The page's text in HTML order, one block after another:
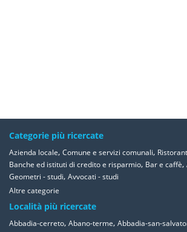
Categorie più ricercate
Azienda locale, Comune e servizi comunali,
Banche ed istituti di credito e risparmio, Bar e caffè,
Geometri - studi, Avvocati - studi
Altre categorie
Località più ricercate
Abbadia-cerreto, Abano-terme, Abbadia-san-